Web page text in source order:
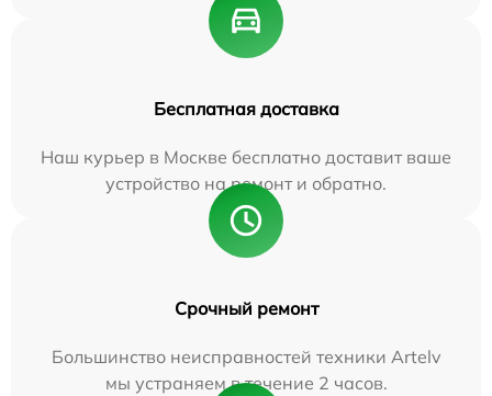
Бесплатная доставка
Наш курьер в Москве бесплатно доставит ваше
устройство на ремонт и обратно.
Срочный ремонт
Большинство неисправностей техники Artelv
мы устраняем в течение 2 часов.